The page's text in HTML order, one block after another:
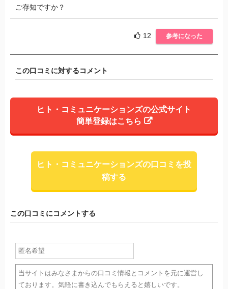
ご存知ですか？
12 参考になった
この口コミに対するコメント
ヒト・コミュニケーションズの公式サイト
簡単登録はこちら
ヒト・コミュニケーションズの口コミを投
稿する
この口コミにコメントする